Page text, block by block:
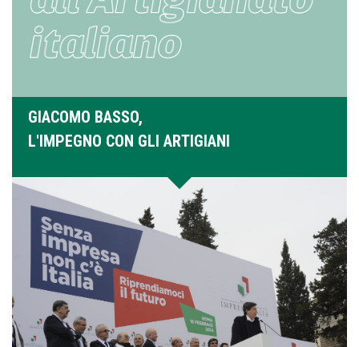
GIACOMO BASSO,
L'IMPEGNO CON GLI ARTIGIANI